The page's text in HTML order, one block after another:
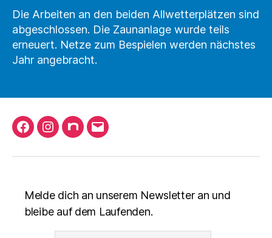
Die Arbeiten an den beiden Allwetterplätzen sind
abgeschlossen. Die Zaunanlage wurde teils
erneuert. Netze zum Bespielen werden nächstes
Jahr angebracht.
FacebookInstagram
nuLigaMail
Melde dich an unserem Newsletter an und
bleibe auf dem Laufenden.